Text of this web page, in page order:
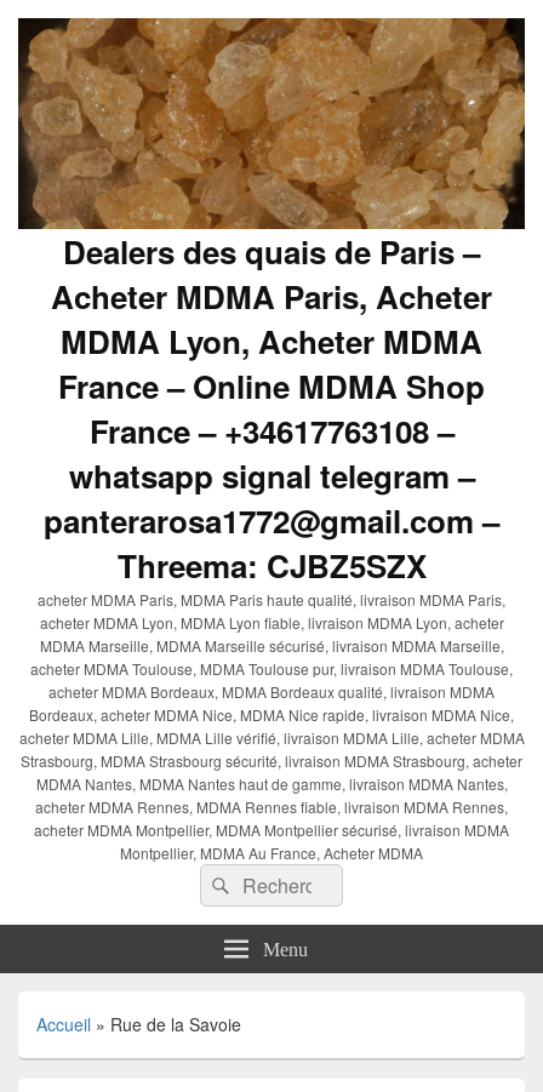
Dealers des quais de Paris –
Acheter MDMA Paris, Acheter
MDMA Lyon, Acheter MDMA
France – Online MDMA Shop
France – +34617763108 –
whatsapp signal telegram –
panterarosa1772@gmail.com –
Threema: CJBZ5SZX
acheter MDMA Paris, MDMA Paris haute qualité, livraison MDMA Paris,
acheter MDMA Lyon, MDMA Lyon fiable, livraison MDMA Lyon, acheter
MDMA Marseille, MDMA Marseille sécurisé, livraison MDMA Marseille,
acheter MDMA Toulouse, MDMA Toulouse pur, livraison MDMA Toulouse,
acheter MDMA Bordeaux, MDMA Bordeaux qualité, livraison MDMA
Bordeaux, acheter MDMA Nice, MDMA Nice rapide, livraison MDMA Nice,
acheter MDMA Lille, MDMA Lille vérifié, livraison MDMA Lille, acheter MDMA
Strasbourg, MDMA Strasbourg sécurité, livraison MDMA Strasbourg, acheter
MDMA Nantes, MDMA Nantes haut de gamme, livraison MDMA Nantes,
acheter MDMA Rennes, MDMA Rennes fiable, livraison MDMA Rennes,
acheter MDMA Montpellier, MDMA Montpellier sécurisé, livraison MDMA
Montpellier, MDMA Au France, Acheter MDMA
Recherche :
Rechercher
Menu
Accueil » Rue de la Savoie